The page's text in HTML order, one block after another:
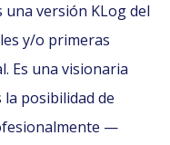
una versión KLog del
y/o primeras
Es una visionaria
posibilidad de
—